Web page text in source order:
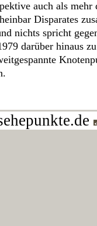
auch als
Disparates
nichts spricht
darüber hinaus